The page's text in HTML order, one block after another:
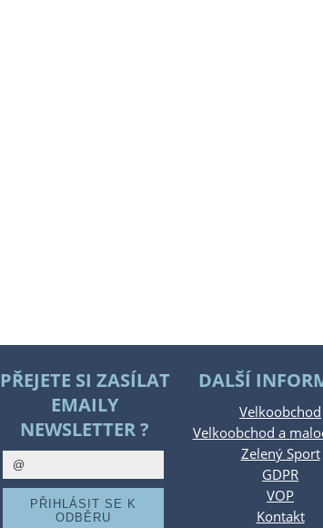
PŘEJETE SI ZASÍLAT
EMAILY
NEWSLETTER ?
DALŠÍ
Velkoobchod
Velkoobchod a
Zelený Sport
GDPR
VOP
Kontakt